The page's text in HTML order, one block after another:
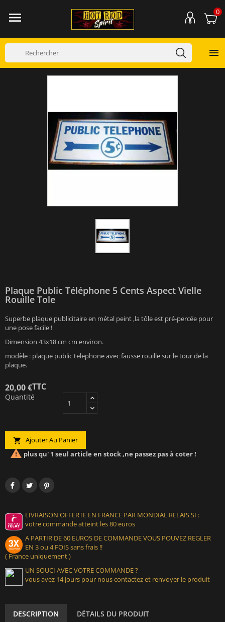
 0

Plaque Public Téléphone 5 Cents Aspect Vielle
Rouille Tole
Superbe plaque publicitaire en métal peint ,la tôle est pré-percée pour
une pose facile !
Dimension 43x18 cm cm environ.
modèle : plaque public telephone avec fausse rouille sur le tour de la
plaque.
20,00 €TTC
Quantité
 Ajouter Au Panier
 plus qu' 1 seul article en stock ,ne passez pas à coter !
LIVRAISON OFFERTE EN FRANCE PAR MONDIAL RELAIS SI :
votre commande atteint les 80 euros
A PARTIR DE 60 EUROS DE COMMANDE VOUS POUVEZ REGLER
EN 3 ou 4 FOIS sans frais !!
( France uniquement )
UN SOUCI AVEC VOTRE COMMANDE ?
vous avez 14 jours pour nous contactez et renvoyer le produit
DESCRIPTION DÉTAILS DU PRODUIT